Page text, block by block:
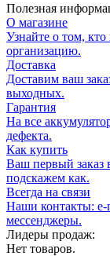
Полезная
О магазине
Узнайте о том,
организацию.
Доставка
Доставим ваш
выходных.
Гарантия
На все
дефекта.
Как купить
Ваш первый заказ
подскажем как.
Всегда на связи
Наши контакты: e-
мессенджеры.
Лидеры продаж:
Нет товаров.